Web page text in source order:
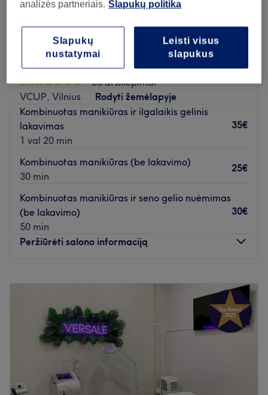
Atidaryti salono profilį
Mil’art
5,0
63 atsiliepimai
VCUP, Vilnius
Rodyti žemėlapyje
Kombinuotas manikiūras ir ilgalaikis gelinis
lakavimas
1 val 20 min
35€
Kombinuotas manikiūras (be lakavimo)
30 min
25€
Kombinuotas manikiūras ir seno gelio nuėmimas
(be lakavimo)
50 min
30€
Peržiūrėti salono informaciją
20:00
Trečiadienis
–20:00
Ketvirtadienis
Uždaryta
Penktadienis
Uždaryta
Šeštadienis
Sekmadienis
Skirkite dėmesio savo nagams BEAUTYLAND salone,
analizės partneriais. Slapukų politika
Leisti visus
slapukus
Slapukų
nustatymai